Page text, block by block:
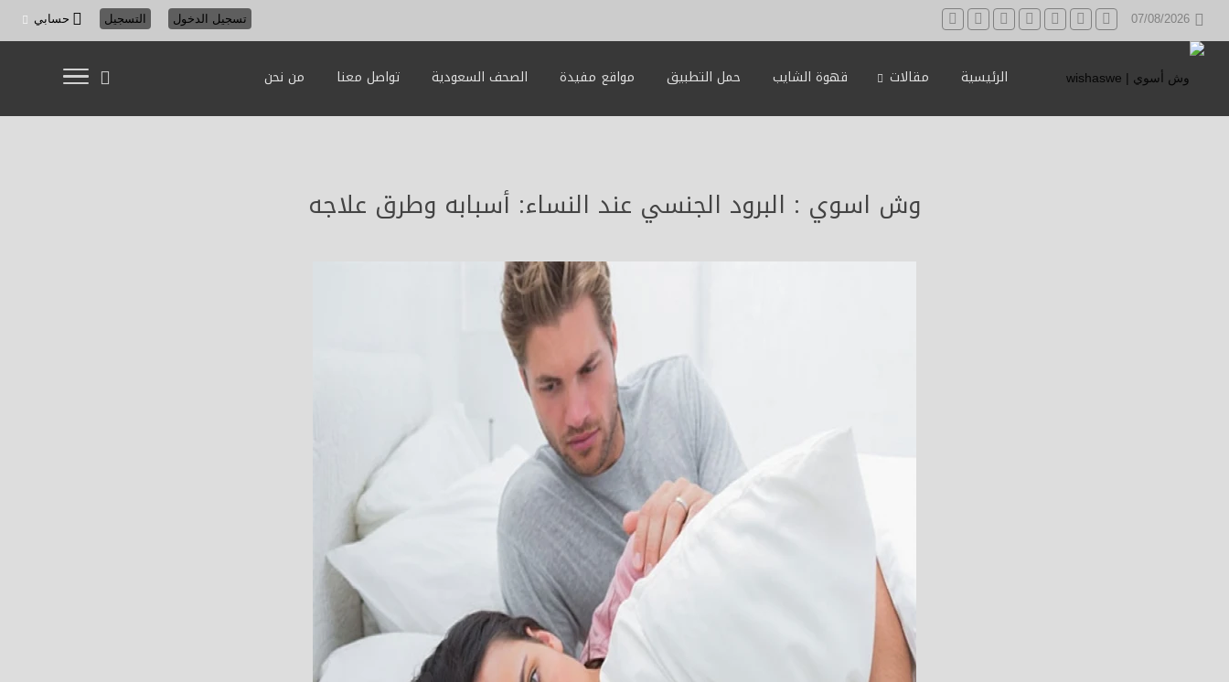
07/08/2026 تسجيل الدخول التسجيل حسابي
الرئيسية مقالات قهوة الشايب حمل التطبيق مواقع مفيدة الصحف السعودية تواصل معنا من نحن
وش اسوي : البرود الجنسي عند النساء: أسبابه وطرق علاجه